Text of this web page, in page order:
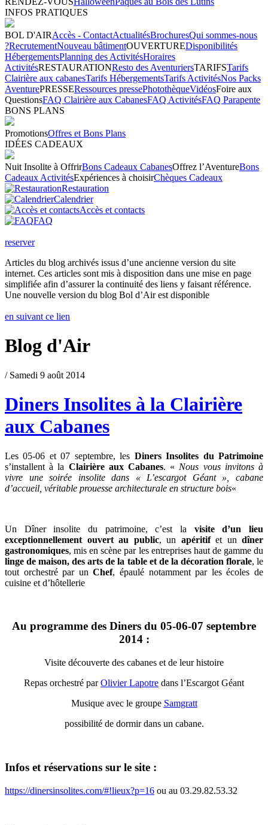
INFOS PRATIQUES
BOL D'AIRAccès - ContactActualitésBrochuresQui sommes-nous
?RecrutementNouveau bâtimentOUVERTUREDisponibilités
HébergementsPlanning des ActivitésHoraires
ActivitésRESTAURATIONResto des AventuriersTARIFSTarifs
Clairière aux cabanesTarifs HébergementsTarifs ActivitésNos Packs
AventurePRESSERessources pressePhotothèqueVidéosFoire aux
QuestionsFAQ Clairière aux CabanesFAQ ActivitésFAQ Parapente
BONS PLANS
PromotionsOffres et Bons Plans
IDÉES CADEAUX
Nuit Insolite à OffrirBons Cadeaux CabanesOffrez l’AventureBons
Cadeaux ActivitésExpériences à choisirChèques Cadeaux
Restauration
Calendrier
Accès et contacts
FAQ
reserver
Articles du blog archivés issus d’une ancienne version du site
internet. Ces articles sont mis à disposition dans une mise en page
simplifiée afin d’assurer la continuité des liens y faisant référence.
Une nouvelle version du blog Bol d’Air est disponible
en suivant ce lien
Blog d'Air
/ Samedi 9 août 2014
Diners Insolites à la Clairière
aux Cabanes
Les 05-06 et 07 septembre, les Diners Insolites du Patrimoine
s’installent à la Clairière aux Cabanes. « Nous vous invitons à
vivre une soirée insolite dans « L’escargot Géant », cabane
d’accueil, véritable prouesse architecturale en structure bois«
Un Dîner insolite du patrimoine, c’est la visite d’un lieu
exceptionnellement ouvert au public, un apéritifet un dîner
gastronomiques, mis en scène par les entreprises haut de gamme du
linge de maison, des arts de la table et de la décoration florale, le
tout orchestré par unChef, épaulé notamment par les écoles de
cuisine et d’hôtellerie
Au programme des Diners du 05-06-07 septembre
2014 :
Visite découverte des cabanes et de leur histoire
Repas orchestré parOlivier Lapotre dans l’Escargot Géant
Musique avec le groupe Samgratt
possibilité de dormir dans un cabane.
Infos et réservations sur le site :
https://dinersinsolites.com/#!lieux?p=16 ou au 03.29.82.53.32